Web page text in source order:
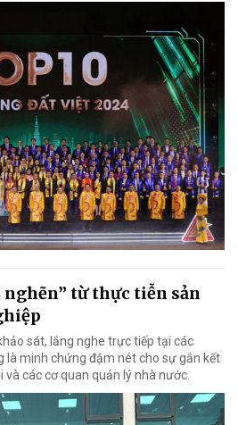
từ thực tiễn sản
sát, lắng nghe trực tiếp tại các
là minh chứng đậm nét cho sự gắn kết
và các cơ quan quản lý nhà nước.